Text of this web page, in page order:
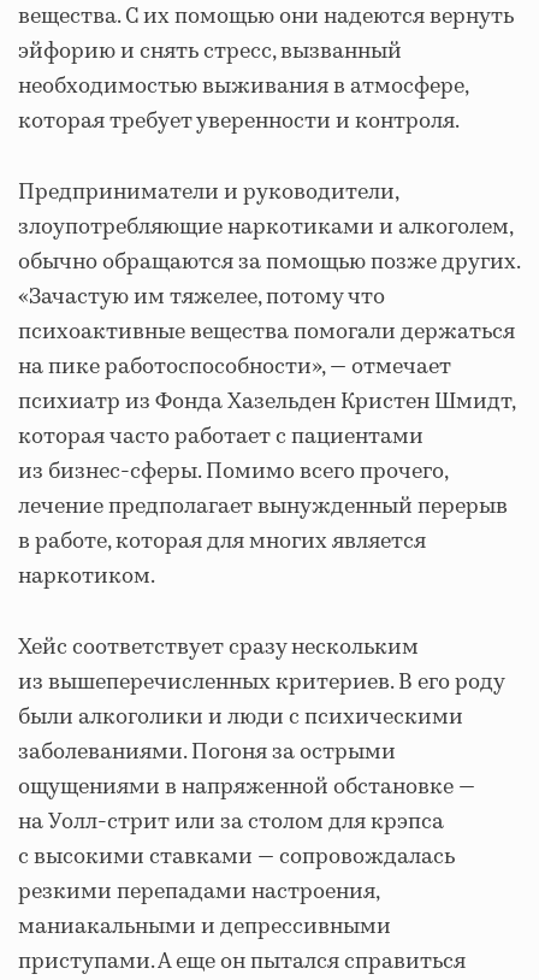
вещества. С их помощью они надеются вернуть
эйфорию и снять стресс, вызванный
необходимостью выживания в атмосфере,
которая требует уверенности и контроля.
Предприниматели и руководители,
злоупотребляющие наркотиками и алкоголем,
обычно обращаются за помощью позже других.
«Зачастую им тяжелее, потому что
психоактивные вещества помогали держаться
на пике работоспособности», — отмечает
психиатр из Фонда Хазельден Кристен Шмидт,
которая часто работает с пациентами
из бизнес-сферы. Помимо всего прочего,
лечение предполагает вынужденный перерыв
в работе, которая для многих является
наркотиком.
Хейс соответствует сразу нескольким
из вышеперечисленных критериев. В его роду
были алкоголики и люди с психическими
заболеваниями. Погоня за острыми
ощущениями в напряженной обстановке —
на Уолл-стрит или за столом для крэпса
с высокими ставками — сопровождалась
резкими перепадами настроения,
маниакальными и депрессивными
приступами. А еще он пытался справиться